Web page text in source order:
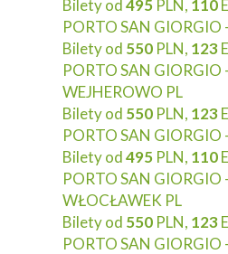
Bilety od495 PLN, 110
PORTO SAN GIORGIO
Bilety od 550 PLN, 123
PORTO SAN GIORGIO -
WEJHEROWO PL
Bilety od 550 PLN, 123
PORTO SAN GIORGIO
Bilety od495 PLN, 110
PORTO SAN GIORGIO -
WŁOCŁAWEK PL
Bilety od 550 PLN, 123
PORTO SAN GIORGIO